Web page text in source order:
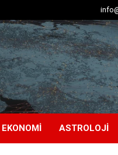
EKONOMI ASTROLOJI